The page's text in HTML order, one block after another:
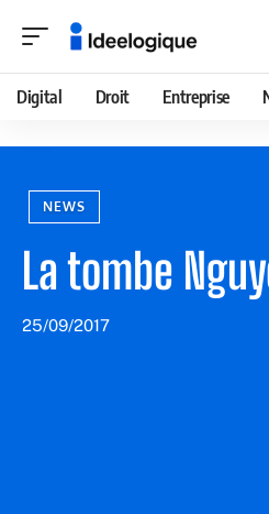
Digital Droit Entreprise
NEWS
La tombe
25/09/2017